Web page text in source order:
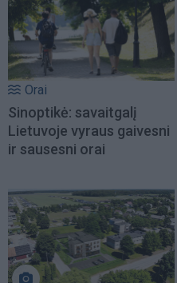
Orai
Sinoptikė: savaitgalį
Lietuvoje vyraus gaivesni
ir sausesni orai